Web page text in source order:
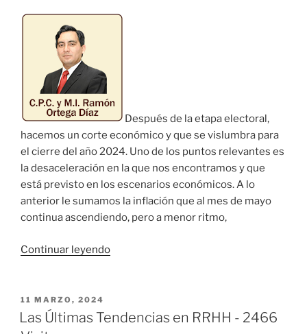
Después de la etapa electoral,
hacemos un corte económico y que se vislumbra para
el cierre del año 2024. Uno de los puntos relevantes es
la desaceleración en la que nos encontramos y que
está previsto en los escenarios económicos. A lo
anterior le sumamos la inflación que al mes de mayo
continua ascendiendo, pero a menor ritmo,
Continuar leyendo«Corte
Semestre
PUBLICADO
EL
11 MARZO, 2024
Las Últimas Tendencias en RRHH - 2466